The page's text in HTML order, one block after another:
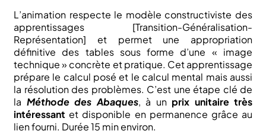
L’animation respecte le modèle constructiviste des
apprentissages [Transition-Généralisation-
Représentation] et permet une appropriation
définitive des tables sous forme d’une « image
technique » concrète et pratique. Cet apprentissage
prépare le calcul posé et le calcul mental mais aussi
la résolution des problèmes. C’est une étape clé de
la Méthode des Abaques, à un prix unitaire très
intéressant et disponible en permanence grâce au
lien fourni. Durée 15 min environ.